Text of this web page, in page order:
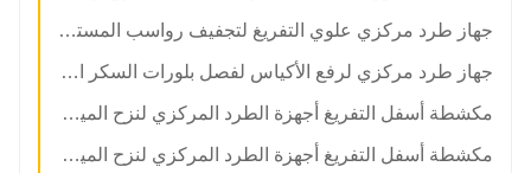
جهاز طرد مركزي علوي التفريغ لتجفيف رواسب المستخلصات العشبية
جهاز طرد مركزي لرفع الأكياس لفصل بلورات السكر المتخصصة
مكشطة أسفل التفريغ أجهزة الطرد المركزي لنزح المياه الكريستال الملح الأسمدة
مكشطة أسفل التفريغ أجهزة الطرد المركزي لنزح المياه الكريستال الكيميائية